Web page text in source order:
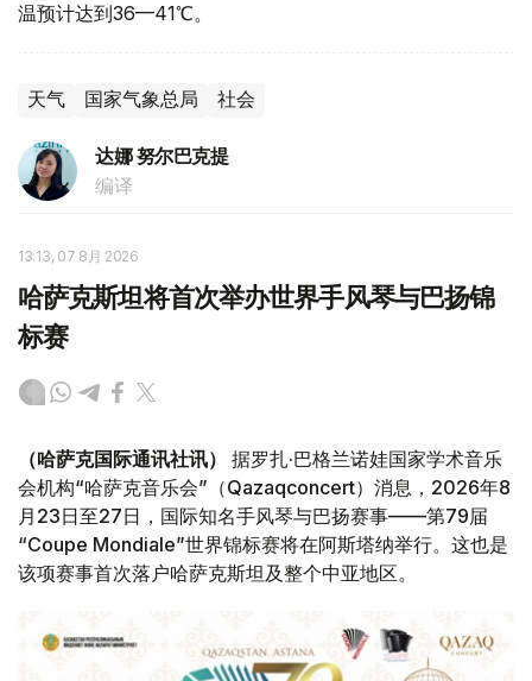
温预计达到36—41℃。
天气 国家气象总局 社会
达娜 努尔巴克提
编译
13:13, 07 8月 2026
哈萨克斯坦将首次举办世界手风琴与巴扬锦
标赛
（哈萨克国际通讯社讯）
据罗扎·巴格兰诺娃国家学术音乐
会机构“哈萨克音乐会”（Qazaqconcert）消息，2026年8
月23日至27日，国际知名手风琴与巴扬赛事——第79届
“Coupe Mondiale”世界锦标赛将在阿斯塔纳举行。这也是
该项赛事首次落户哈萨克斯坦及整个中亚地区。